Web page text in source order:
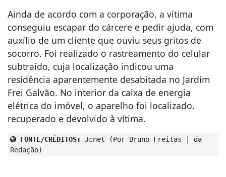
Ainda de acordo com a corporação, a vítima
conseguiu escapar do cárcere e pedir ajuda, com
auxílio de um cliente que ouviu seus gritos de
socorro. Foi realizado o rastreamento do celular
subtraído, cuja localização indicou uma
residência aparentemente desabitada no Jardim
Frei Galvão. No interior da caixa de energia
elétrica do imóvel, o aparelho foi localizado,
recuperado e devolvido à vítima.
FONTE/CRÉDITOS:
Jcnet (Por Bruno Freitas | da
Redação)